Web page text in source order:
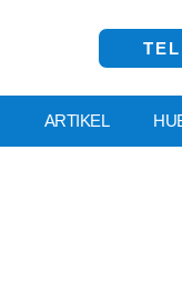
ARTIKEL